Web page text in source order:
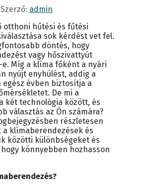
Szerző: admin
otthoni hűtési és fűtési
sok kérdést vet fel.
döntés, hogy
vagy hőszivattyút
e. Míg a klíma főként a nyári
nyújt enyhülést, addig a
egész évben biztosítja a
De mi a
két technológia között, és
választás az Ön számára?
részletesen
a klímaberendezések és
közötti különbségeket és
könnyebben hozhasson